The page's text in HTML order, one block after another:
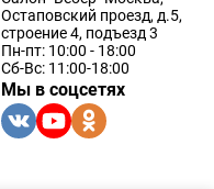
Остаповский проезд, д.5,
строение 4, подъезд 3
Пн-пт: 10:00 - 18:00
Сб-Вс: 11:00-18:00
Мы в соцсетях